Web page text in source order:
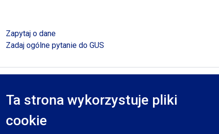
Ta strona wykorzystuje pliki
cookie
Zapytaj o dane
Zadaj ogólne pytanie do GUS
RODO